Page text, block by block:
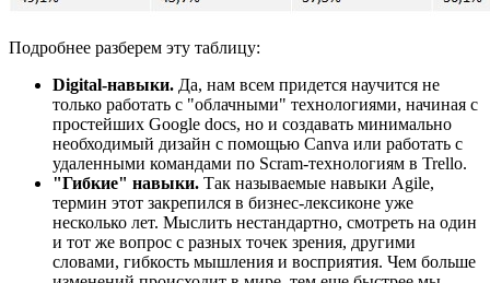
Подробнее разберем эту таблицу:
Digital-навыки. Да, нам всем придется научится не
только работать с "облачными" технологиями, начиная с
простейших Google docs, но и создавать минимально
необходимый дизайн с помощью Canva или работать с
удаленными командами по Scram-технологиям в Trello.
"Гибкие" навыки. Так называемые навыки Agile,
термин этот закрепился в бизнес-лексиконе уже
несколько лет. Мыслить нестандартно, смотреть на один
и тот же вопрос с разных точек зрения, другими
словами, гибкость мышления и восприятия. Чем больше